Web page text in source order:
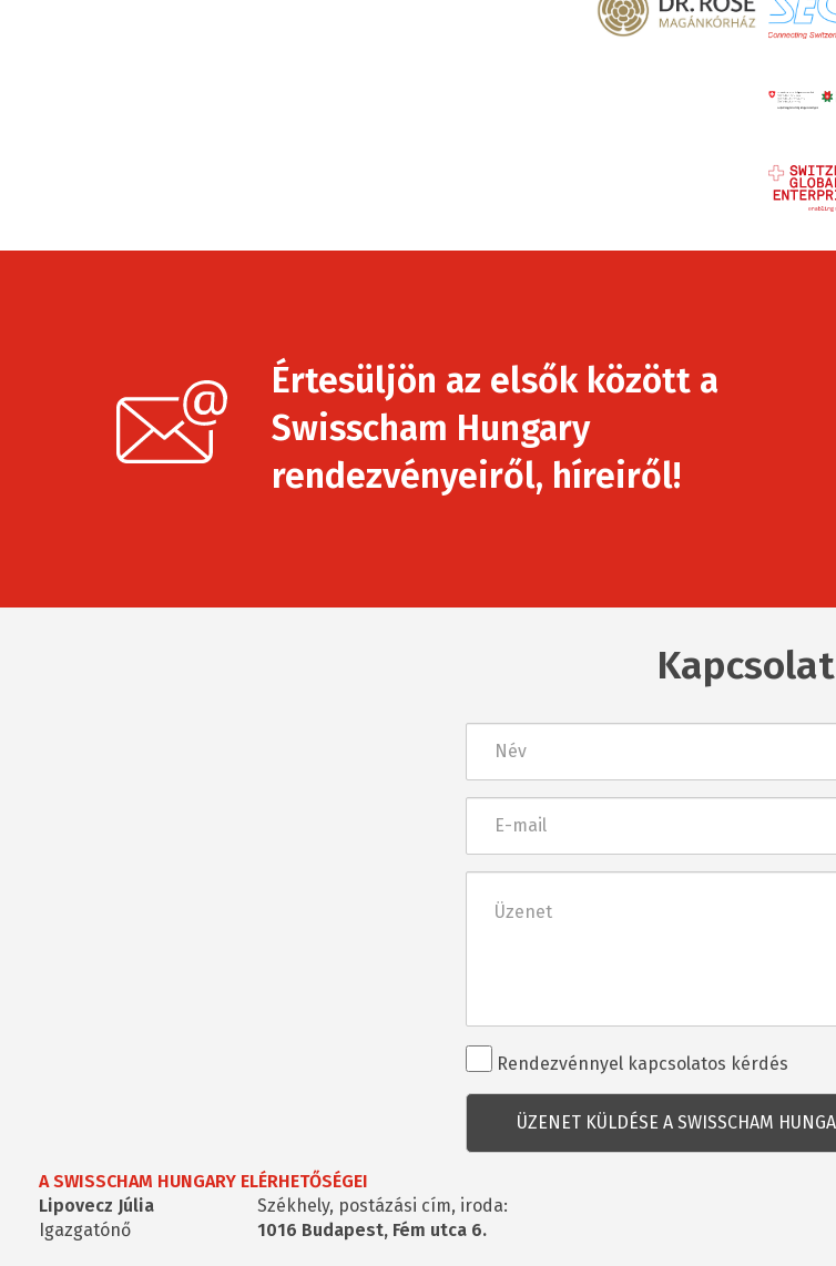
Értesüljön az elsők között a
Swisscham Hungary
rendezvényeiről, híreiről!
Kapcsolat
mail
Rendezvénnyel
kapcsolatos
kérdés
Rendezvénnyel kapcsolatos kérdés
A SWISSCHAM HUNGARY ELÉRHETŐSÉGEI
Lipovecz Júlia
Igazgatónő
Székhely, postázási cím, iroda:
1016 Budapest, Fém utca 6.